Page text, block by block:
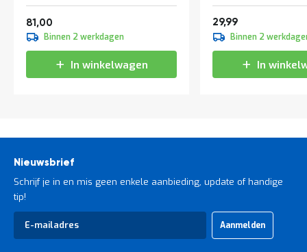
Vanaf
81,00
Binnen 2 werkdagen
In winkelwagen
29,99
Binnen 2
In
Nieuwsbrief
Schrijf je in en mis geen enkele aanbieding, update of handige
tip!
Abonneer
op
Aanmelden